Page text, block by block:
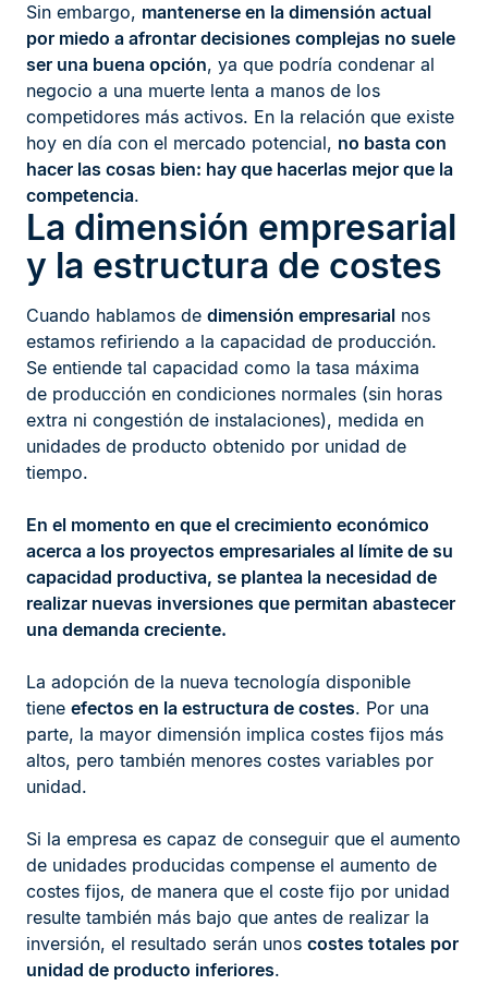
Sin embargo, mantenerse en la dimensión actual
por miedo a afrontar decisiones complejas no suele
ser una buena opción, ya que podría condenar al
negocio a una muerte lenta a manos de los
competidores más activos. En la relación que existe
hoy en día con el mercado potencial, no basta con
hacer las cosas bien: hay que hacerlas mejor que la
competencia.
La dimensión empresarial
y la estructura de costes
Cuando hablamos de dimensión empresarial nos
estamos refiriendo a la capacidad de producción.
Se entiende tal capacidad como la tasa máxima
de producción en condiciones normales (sin horas
extra ni congestión de instalaciones), medida en
unidades de producto obtenido por unidad de
tiempo.
En el momento en que el crecimiento económico
acerca a los proyectos empresariales al límite de su
capacidad productiva, se plantea la necesidad de
realizar nuevas inversiones que permitan abastecer
una demanda creciente.
La adopción de la nueva tecnología disponible
tiene efectos en la estructura de costes. Por una
parte, la mayor dimensión implica costes fijos más
altos, pero también menores costes variables por
unidad.
Si la empresa es capaz de conseguir que el aumento
de unidades producidas compense el aumento de
costes fijos, de manera que el coste fijo por unidad
resulte también más bajo que antes de realizar la
inversión, el resultado serán unos costes totales por
unidad de producto inferiores.